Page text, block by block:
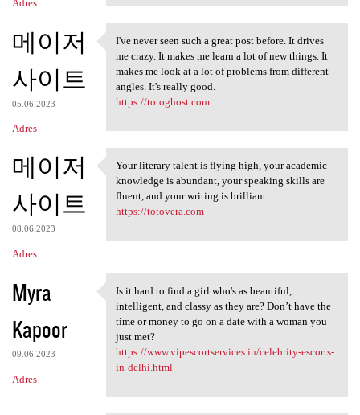
Adres
메이저
사이트
05.06.2023
Adres
I've never seen such a great
I've never seen such a great post before. It drives
me crazy. It makes me learn a lot of new things. It
makes me look at a lot of problems from different
angles. It's really good.
https://totoghost.com
메이저
사이트
08.06.2023
Adres
Your literary talent is
Your literary talent is flying high, your academic
knowledge is abundant, your speaking skills are
fluent, and your writing is brilliant.
https://totovera.com
Myra
Kapoor
09.06.2023
Adres
Is it hard to find a girl who
Is it hard to find a girl who's as beautiful,
intelligent, and classy as they are? Don’t have the
time or money to go on a date with a woman you
just met?
https://www.vipescortservices.in/celebrity-escorts-
in-delhi.html